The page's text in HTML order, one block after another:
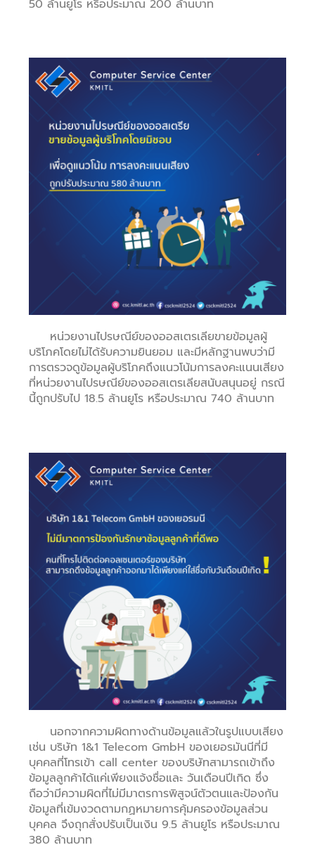
50 ล้านยูโร หรือประมาณ 200 ล้านบาท
หน่วยงานไปรษณีย์ของออสเตรเลียขายข้อมูลผู้
บริโภคโดยไม่ได้รับความยินยอม และมีหลักฐานพบว่ามี
การตรวจดูข้อมูลผู้บริโภคถึงแนวโน้มการลงคะแนนเสียง
ที่หน่วยงานไปรษณีย์ของออสเตรเลียสนับสนุนอยู่ กรณี
นี้ถูกปรับไป 18.5 ล้านยูโร หรือประมาณ 740 ล้านบาท
นอกจากความผิดทางด้านข้อมูลแล้วในรูปแบบเสียง
เช่น บริษัท 1&1 Telecom GmbH ของเยอรมันนีที่มี
บุคคลที่โทรเข้า call center ของบริษัทสามารถเข้าถึง
ข้อมูลลูกค้าได้แค่เพียงแจ้งชื่อและ วันเดือนปีเกิด ซึ่ง
ถือว่ามีความผิดที่ไม่มีมาตรการพิสูจน์ตัวตนและป้องกัน
ข้อมูลที่เข้มงวดตามกฏหมายการคุ้มครองข้อมูลส่วน
บุคคล จึงถุกสั่งปรับเป็นเงิน 9.5 ล้านยูโร หรือประมาณ
380 ล้านบาท